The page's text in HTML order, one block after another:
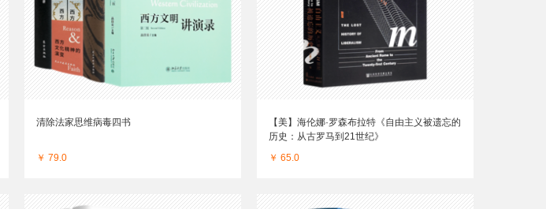
清除法家思维病毒四书
￥ 79.0
【美】海伦娜·罗森布拉特《自由主义被遗忘的
历史：从古罗马到21世纪》
￥ 65.0